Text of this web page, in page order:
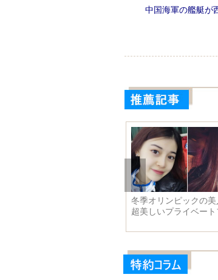
中国海軍の艦艇が
冬季オリンピックの美
超美しいプライベー